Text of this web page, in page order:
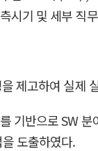
시기 및 세부 직
제고하여 실제
기반으로 SW
도출하였다.